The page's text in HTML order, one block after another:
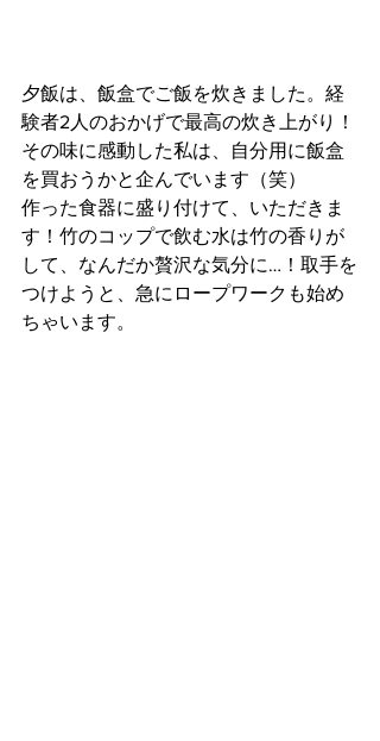
夕飯は、飯盒でご飯を炊きました。経
験者2人のおかげで最高の炊き上がり！
その味に感動した私は、自分用に飯盒
を買おうかと企んでいます（笑）
作った食器に盛り付けて、いただきま
す！竹のコップで飲む水は竹の香りが
して、なんだか贅沢な気分に…！取手を
つけようと、急にロープワークも始め
ちゃいます。